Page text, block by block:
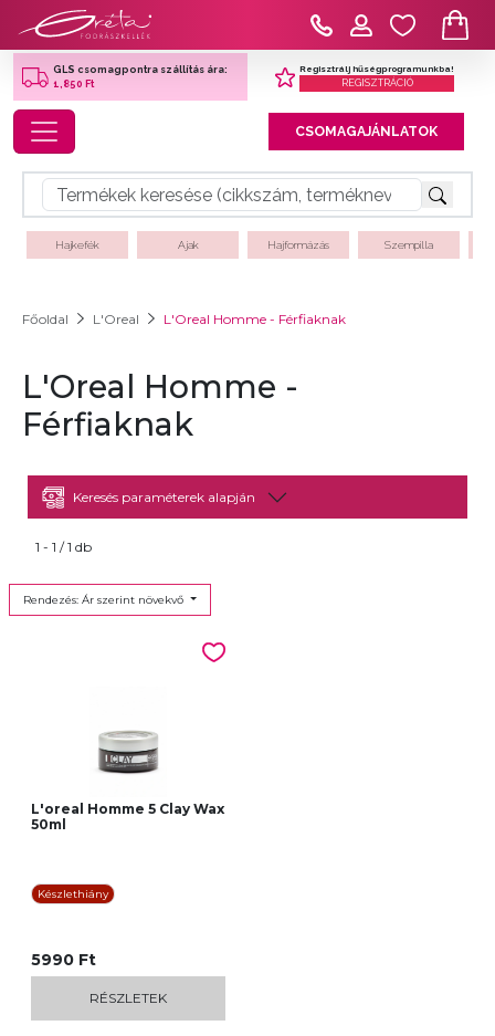
GLS csomagpontra szállítás ára:
1,850 Ft
Regisztrálj hűségprogramunkba!
REGISZTRÁCIÓ
Toggle navigation CSOMAGAJÁNLATOK
Hajkefék Ajak Hajformázás Szempilla
Főoldal L'Oreal L'Oreal Homme - Férfiaknak
L'Oreal Homme -
Férfiaknak
Keresés paraméterek alapján
1 - 1 / 1 db
Rendezés: Ár szerint növekvő
L'oreal Homme 5 Clay Wax
50ml
Készlethiány
5990 Ft
RÉSZLETEK